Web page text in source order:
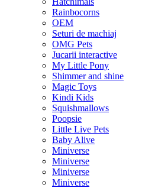
Rainbocorns
OEM
Seturi de machiaj
OMG Pets
Jucarii interactive
My Little Pony
Shimmer and shine
Magic Toys
Kindi Kids
Squishmallows
Poopsie
Little Live Pets
Baby Alive
Miniverse
Miniverse
Miniverse
Miniverse